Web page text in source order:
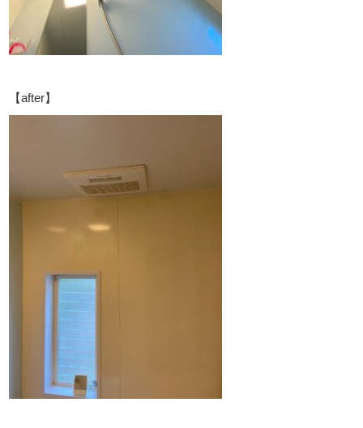
【after】